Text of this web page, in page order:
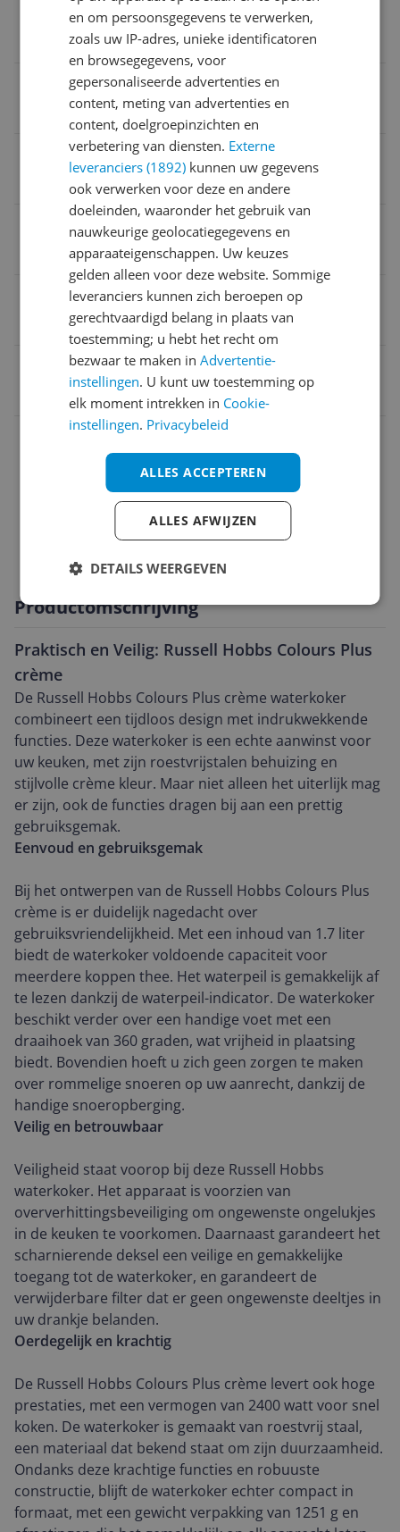
Inhoud
Materiaal
Kleuren
2.400 W
Handige functies
Inclusief theefilter
4008496877638
Algemeen
Capaciteit
Functies
Technisch
Productomschrijving
Praktisch en Veilig: Russell Hobbs Colours Plus
crème
De Russell Hobbs Colours Plus crème waterkoker
combineert een tijdloos design met indrukwekkende
functies. Deze waterkoker is een echte aanwinst voor
uw keuken, met zijn roestvrijstalen behuizing en
stijlvolle crème kleur. Maar niet alleen het uiterlijk mag
er zijn, ook de functies dragen bij aan een prettig
gebruiksgemak.
Eenvoud en gebruiksgemak
Bij het ontwerpen van de Russell Hobbs Colours Plus
crème is er duidelijk nagedacht over
gebruiksvriendelijkheid. Met een inhoud van 1.7 liter
biedt de waterkoker voldoende capaciteit voor
meerdere koppen thee. Het waterpeil is gemakkelijk af
te lezen dankzij de waterpeil-indicator. De waterkoker
beschikt verder over een handige voet met een
draaihoek van 360 graden, wat vrijheid in plaatsing
biedt. Bovendien hoeft u zich geen zorgen te maken
over rommelige snoeren op uw aanrecht, dankzij de
handige snoeropberging.
Veilig en betrouwbaar
Veiligheid staat voorop bij deze Russell Hobbs
waterkoker. Het apparaat is voorzien van
oververhittingsbeveiliging om ongewenste ongelukjes
in de keuken te voorkomen. Daarnaast garandeert het
scharnierende deksel een veilige en gemakkelijke
toegang tot de waterkoker, en garandeert de
verwijderbare filter dat er geen ongewenste deeltjes in
uw drankje belanden.
Oerdegelijk en krachtig
De Russell Hobbs Colours Plus crème levert ook hoge
prestaties, met een vermogen van 2400 watt voor snel
koken. De waterkoker is gemaakt van roestvrij staal,
een materiaal dat bekend staat om zijn duurzaamheid.
Ondanks deze krachtige functies en robuuste
constructie, blijft de waterkoker echter compact in
formaat, met een gewicht verpakking van 1251 g en
en om persoonsgegevens te verwerken,
zoals uw IP-adres, unieke identificatoren
en browsegegevens, voor
gepersonaliseerde advertenties en
content, meting van advertenties en
content, doelgroepinzichten en
verbetering van diensten. Externe
leveranciers (1892) kunnen uw gegevens
ook verwerken voor deze en andere
doeleinden, waaronder het gebruik van
nauwkeurige geolocatiegegevens en
apparaateigenschappen. Uw keuzes
gelden alleen voor deze website. Sommige
leveranciers kunnen zich beroepen op
gerechtvaardigd belang in plaats van
toestemming; u hebt het recht om
bezwaar te maken inAdvertentie-
instellingen. U kunt uw toestemming op
elk moment intrekken in Cookie-
instellingen. Privacybeleid
ALLES ACCEPTEREN
ALLES AFWIJZEN
DETAILS WEERGEVEN